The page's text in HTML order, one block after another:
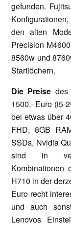
gefunden.
den alten
Precision
8560w und
Startlöchern.
Die Preise
1500,- Euro (i5-
bei etwas über
FHD, 8GB
SSDs, Nvidia
sind in
Kombinationen
H710 in der
Euro recht
und auch
Lenovos